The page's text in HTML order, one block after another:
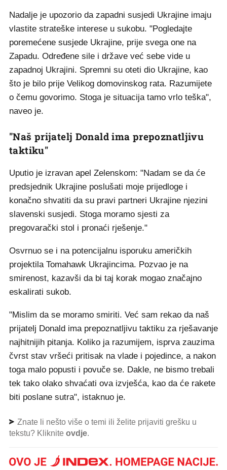
Nadalje je upozorio da zapadni susjedi Ukrajine imaju
vlastite strateške interese u sukobu. "Pogledajte
poremećene susjede Ukrajine, prije svega one na
Zapadu. Određene sile i države već sebe vide u
zapadnoj Ukrajini. Spremni su oteti dio Ukrajine, kao
što je bilo prije Velikog domovinskog rata. Razumijete
o čemu govorimo. Stoga je situacija tamo vrlo teška",
naveo je.
"Naš prijatelj Donald ima prepoznatljivu
taktiku"
Uputio je izravan apel Zelenskom: "Nadam se da će
predsjednik Ukrajine poslušati moje prijedloge i
konačno shvatiti da su pravi partneri Ukrajine njezini
slavenski susjedi. Stoga moramo sjesti za
pregovarački stol i pronaći rješenje."
Osvrnuo se i na potencijalnu isporuku američkih
projektila Tomahawk Ukrajincima. Pozvao je na
smirenost, kazavši da bi taj korak mogao značajno
eskalirati sukob.
"Mislim da se moramo smiriti. Već sam rekao da naš
prijatelj Donald ima prepoznatljivu taktiku za rješavanje
najhitnijih pitanja. Koliko ja razumijem, isprva zauzima
čvrst stav vršeći pritisak na vlade i pojedince, a nakon
toga malo popusti i povuče se. Dakle, ne bismo trebali
tek tako olako shvaćati ova izvješća, kao da će rakete
biti poslane sutra", istaknuo je.
Znate li nešto više o temi ili želite prijaviti grešku u
tekstu? Kliknite ovdje.